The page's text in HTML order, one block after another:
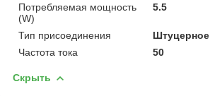
Потребляемая мощность
(W)
5.5
Тип присоединения
Штуцерное
Частота тока
50
Скрыть